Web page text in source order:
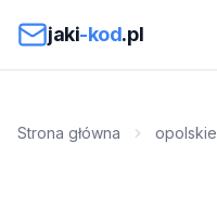
jaki-kod.pl
Strona główna opolskie